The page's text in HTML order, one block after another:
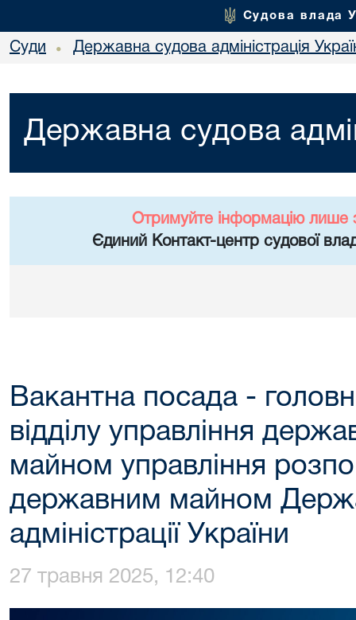
Судова влада
Суди • Державна судова адміністрація
Державна судова
Отримуйте інформацію лише
Єдиний Контакт-центр судової
Вакантна посада -
відділу управління
майном управління
державним майном
адміністрації України
27 травня 2025, 12:40